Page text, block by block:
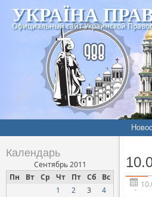
УКРАЇНА
Официальный сайт Украинской
Календарь
Сентябрь 2011
Пн
Вт Ср Чт Пт Сб Вс
1 2 3
4